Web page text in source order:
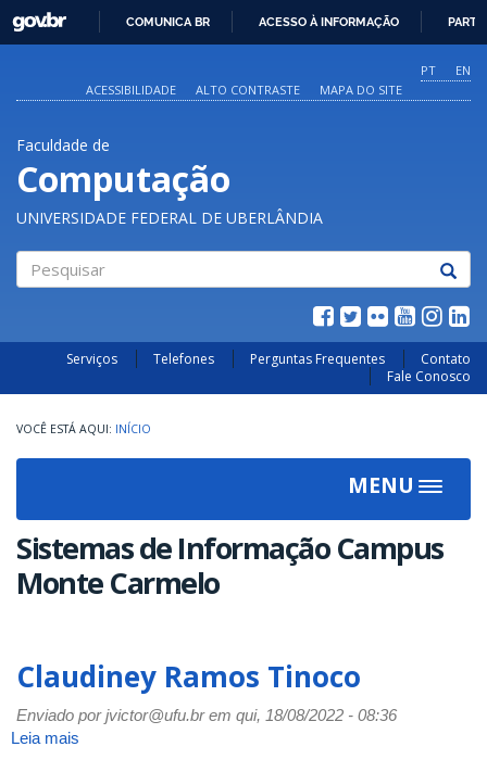
O
CONTEÚDO
GOVBR
COMUNICA BR ACESSO À INFORMAÇÃO
PT
EN
ACESSIBILIDADE
ALTO CONTRASTE MAPA DO SITE
Faculdade de
Computação
UNIVERSIDADE FEDERAL DE UBERLÂNDIA
Serviços Telefones Perguntas Frequentes
Contato
Fale Conosco
INÍCIO
MENU
Toggle
Sistemas de Informação Campus
Monte Carmelo
Claudiney Ramos Tinoco
Enviado porjvictor@ufu.brem qui, 18/08/2022 - 08:36
Leia mais